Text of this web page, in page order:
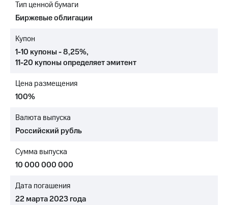
МТС
Интервью
Финансовая
Контакты
Новости
регионе
Корпоративное
управление
Тип ценной бумаги
Биржевые облигации
Купон
1-10 купоны - 8,25%,
11-20 купоныопределяет эмитент
Цена размещения
100%
Валюта выпуска
Российский рубль
Сумма выпуска
10 000 000 000
Дата погашения
22 марта 2023 года